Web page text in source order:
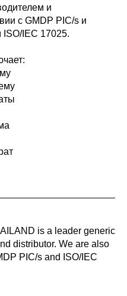
и
с GMDP PIC/s и
IEC 17025.
is a leader generic
distributor. We are also
PIC/s and ISO/IEC